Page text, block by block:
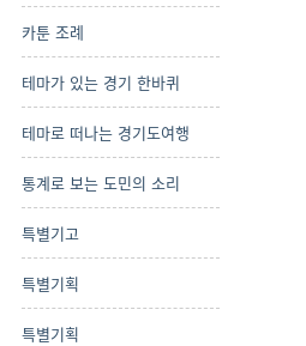
카툰 조례
테마가 있는 경기 한바퀴
테마로 떠나는 경기도여행
통계로 보는 도민의 소리
특별기고
특별기획
특별기획